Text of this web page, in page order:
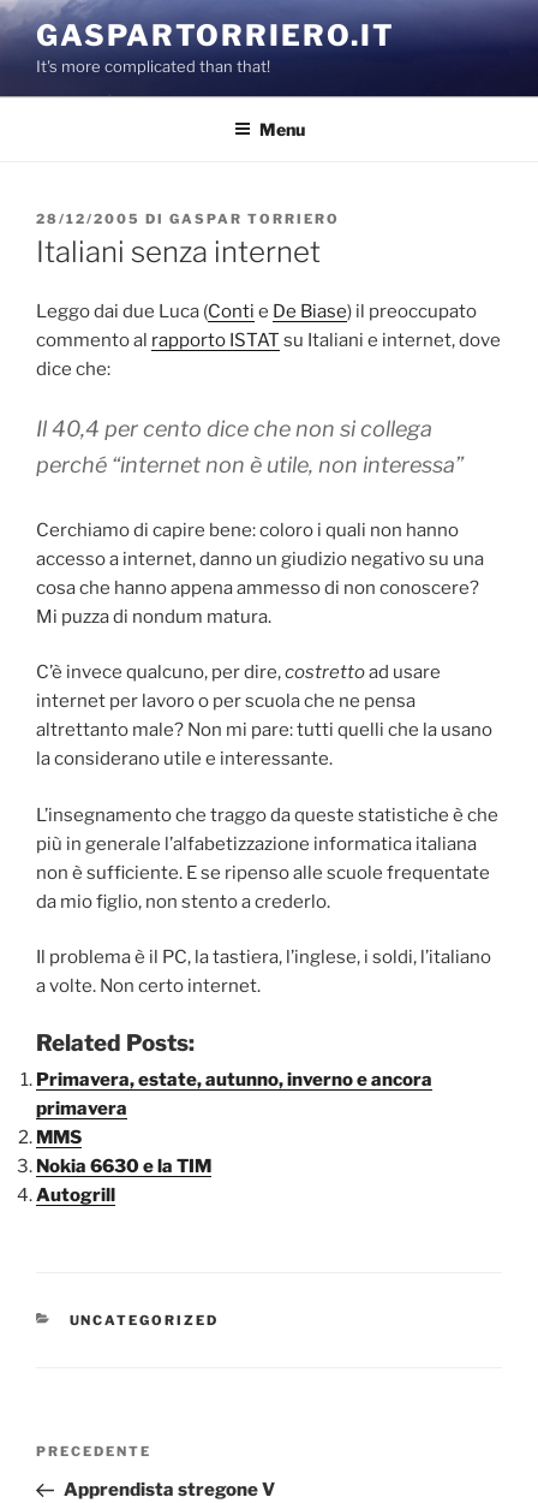
Salta
al
contenuto
GASPARTORRIERO.IT
It's more complicated than that!
Menu
PUBBLICATO
IL
28/12/2005 DI GASPAR TORRIERO
Italiani senza internet
Leggo dai due Luca (Conti e De Biase) il preoccupato
commento al rapporto ISTAT su Italiani e internet, dove
dice che:
Il 40,4 per cento dice che non si collega
perché “internet non è utile, non interessa”
Cerchiamo di capire bene: coloro i quali non hanno
accesso a internet, danno un giudizio negativo su una
cosa che hanno appena ammesso di non conoscere?
Mi puzza di nondum matura.
C’è invece qualcuno, per dire,costrettoad usare
internet per lavoro o per scuola che ne pensa
altrettanto male? Non mi pare: tutti quelli che la usano
la considerano utile e interessante.
L’insegnamento che traggo da queste statistiche è che
più in generale l’alfabetizzazione informatica italiana
non è sufficiente. E se ripenso alle scuole frequentate
da mio figlio, non stento a crederlo.
Il problema è il PC, la tastiera, l’inglese, i soldi, l’italiano
a volte. Non certo internet.
Related Posts:
Primavera, estate, autunno, inverno e ancora
primavera
MMS
Nokia 6630 e la TIM
Autogrill
CATEGORIE
UNCATEGORIZED
Navigazione
Articolo
precedente:
PRECEDENTE
Apprendista stregone V